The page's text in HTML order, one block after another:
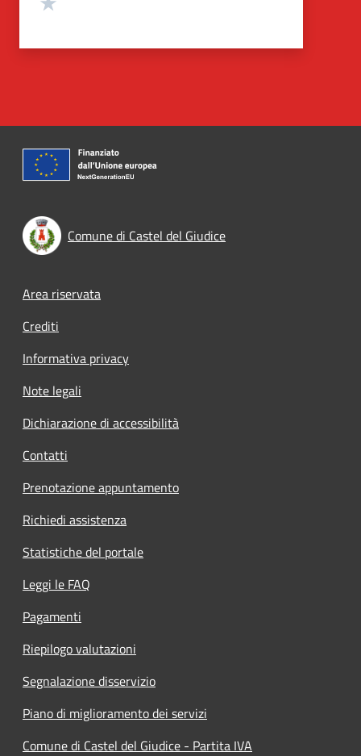
Comune di Castel del Giudice
Footer menu
Area riservata
Crediti
Informativa privacy
Note legali
Dichiarazione di accessibilità
Contatti
Prenotazione appuntamento
Richiedi assistenza
Statistiche del portale
Leggi le FAQ
Pagamenti
Riepilogo valutazioni
Segnalazione disservizio
Piano di miglioramento dei servizi
Comune di Castel del Giudice - Partita IVA